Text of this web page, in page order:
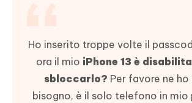
Ho inserito troppe volte il
ora il mio iPhone 13 è
sbloccarlo? Per favore ne
bisogno, è il solo telefono in mio